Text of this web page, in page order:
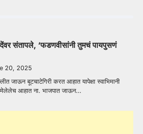
संतापले, ‘फडणवीसांनी तुमचं पायपुसणं
20, 2025
जाऊन बूटचाटेगिरी करत आहात यापेक्षा स्वाभिमानी
मेलेलेच आहात ना. भाजपात जाऊन…